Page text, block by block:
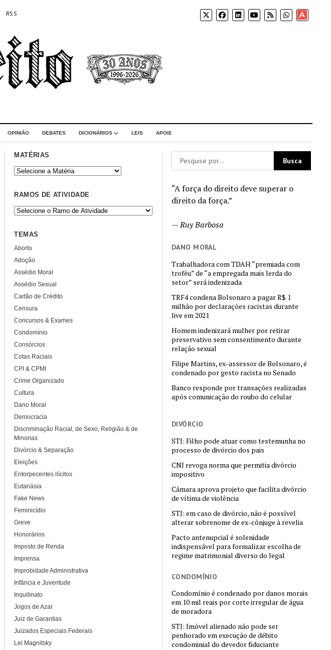
RSS
Apoia-
se
OPINIÃO DEBATES DICIONÁRIOS LEIS APOIE
“A força do direito deve superar o
direito da força.”
—Ruy Barbosa
DANO MORAL
Trabalhadora com TDAH “premiada com
troféu” de “a empregada mais lerda do
setor” será indenizada
TRF4 condena Bolsonaro a pagar R$ 1
milhão por declarações racistas durante
live em 2021
Homem indenizará mulher por retirar
preservativo sem consentimento durante
relação sexual
Filipe Martins, ex-assessor de Bolsonaro, é
condenado por gesto racista no Senado
Banco responde por transações realizadas
após comunicação do roubo do celular
DIVÓRCIO
STJ: Filho pode atuar como testemunha no
processo de divórcio dos pais
CNJ revoga norma que permitia divórcio
impositivo
Câmara aprova projeto que facilita divórcio
de vítima de violência
STJ: em caso de divórcio, não é possível
alterar sobrenome de ex-cônjuge à revelia
Pacto antenupcial é solenidade
indispensável para formalizar escolha de
regime matrimonial diverso do legal
CONDOMÍNIO
Condomínio é condenado por danos morais
em 10 mil reais por corte irregular de água
de moradora
STJ: Imóvel alienado não pode ser
penhorado em execução de débito
condominial do devedor fiduciante
MATÉRIAS
RAMOS DE ATIVIDADE
TEMAS
Aborto
Adoção
Assédio Moral
Assédio Sexual
Cartão de Crédito
Censura
Concursos & Exames
Condomínio
Consórcios
Cotas Raciais
CPI & CPMI
Crime Organizado
Cultura
Dano Moral
Democracia
Discriminação Racial, de Sexo, Religião & de
Minorias
Divórcio & Separação
Eleições
Entorpecentes ilícitos
Eutanásia
Fake News
Feminicídio
Greve
Honorários
Imposto de Renda
Imprensa
Improbidade Administrativa
Infância e Juventude
Inquilinato
Jogos de Azar
Juiz de Garantias
Juizados Especiais Federais
Lei Magnitsky